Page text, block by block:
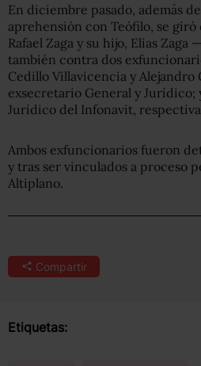
En diciembre pasado, además
aprehensión con Teófilo, se giró
Rafael Zaga y su hijo, Elías
también contra dos
Cedillo Villavicencia y Alejandro
exsecretario General y
Jurídico del Infonavit,
Ambos exfuncionarios fueron
y tras ser vinculados a proceso
Altiplano.
Compartir
Etiquetas: